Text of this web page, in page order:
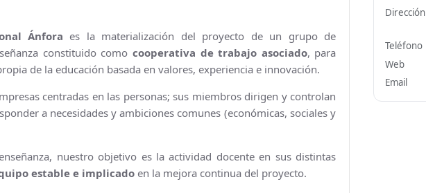
ACHE, Asociación Corredor del Huerva Empresarial
Iglesia de Santa Cruz
Juzgados
Plaza de toros
Ánfora es la materialización del proyecto de un grupo de
constituido como cooperativa de trabajo asociado, para
de la educación basada en valores, experiencia e innovación.
centradas en las personas; sus miembros dirigen y controlan
a necesidades y ambiciones comunes (económicas, sociales y
nuestro objetivo es la actividad docente en sus distintas
estable e implicado en la mejora continua del proyecto.
Dirección
Teléfono
Web
Email